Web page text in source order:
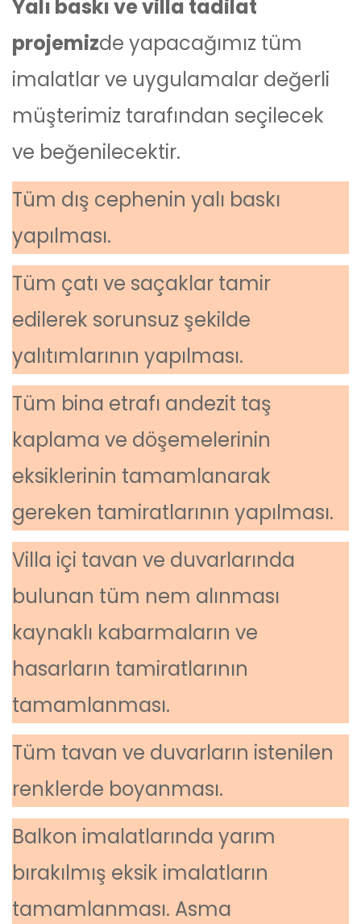
Yalı baskı ve villa tadilat
projemizde yapacağımız tüm
imalatlar ve uygulamalar değerli
müşterimiz tarafından seçilecek
ve beğenilecektir.
Tüm dış cephenin yalı baskı
yapılması.
Tüm çatı ve saçaklar tamir
edilerek sorunsuz şekilde
yalıtımlarının yapılması.
Tüm bina etrafı andezit taş
kaplama ve döşemelerinin
eksiklerinin tamamlanarak
gereken tamiratlarının yapılması.
Villa içi tavan ve duvarlarında
bulunan tüm nem alınması
kaynaklı kabarmaların ve
hasarların tamiratlarının
tamamlanması.
Tüm tavan ve duvarların istenilen
renklerde boyanması.
Balkon imalatlarında yarım
bırakılmış eksik imalatların
tamamlanması. Asma